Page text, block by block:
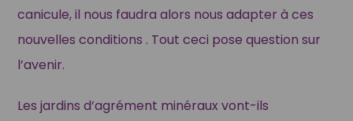
canicule, il nous faudra alors nous adapter à ces
nouvelles conditions . Tout ceci pose question sur
l’avenir.
Les jardins d’agrément minéraux vont-ils